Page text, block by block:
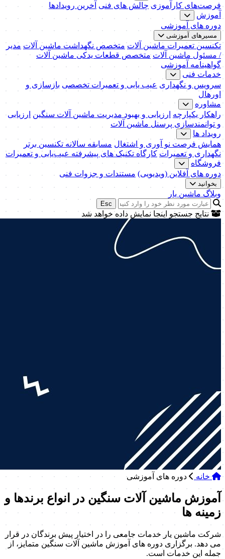
فرصت‌های کارآموزی چالش های فنی آخرین رویدادها
آموزش
دوره های آموزشی
مسیرهای آموزشی
تکنسین تعمیرات ماشین آلات متخصص نگهداشت ماشین آلات مدیر
/ مسئول ماشین آلات متخصص قطعات یدکی ماشین آلات
گواهینامه آموزشی
خدمات فنی
سرویس و نگهداری عیب یابی و تعمیرات تخصصی بازسازی و
اورهال
مشاوره
راهکار یکپارچه ارزیابی و بهبود مدیریت ماشین آلات سنگین ارزیابی
و توانمندسازی پرسنل ماشین آلات
رویداد ها
همایش فرصت نو آوری و اشتغال مسابقه سالانه تکنسین برتر
نگهداری و تعمیرات کارگاه تکنیک‌ های پیشرفته عیب‌یابی و تعمیرات
فروشگاه
دوره های آفلاین (ویدیویی) مستندات و جزوات فنی
بخوانید
وبلاگ ماشین یار
Esc
نتایج جستجو اینجا نمایش داده خواهد شد
خانه دوره های آموزشی
آموزش ماشین آلات سنگین در انواع برندها و
زمینه ها
شرکت ماشین یار خدمات جامعی را در اختیار پیش برندگان در قرار
می دهد. برگزاری دوره های آموزش ماشین آلات سنگین متمایز، از
جمله این خدمات است.